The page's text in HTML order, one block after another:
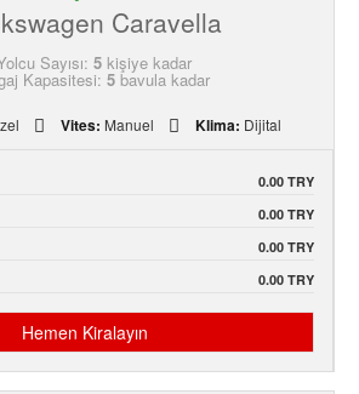
Caravella
Sayısı: 5kişiye kadar
Kapasitesi: 5bavula kadar
Vites: Manuel Klima: Dijital
0.00 TRY
0.00 TRY
0.00 TRY
0.00 TRY
Hemen Kiralayın